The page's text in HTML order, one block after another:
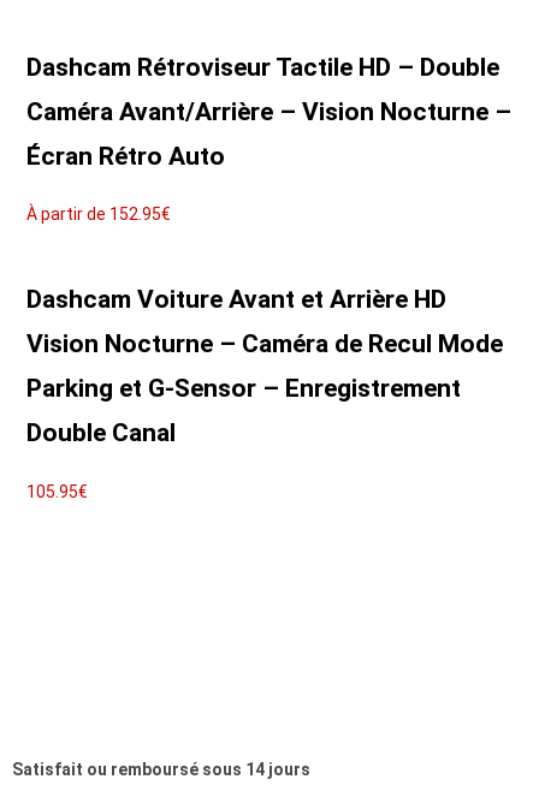
sur 5
Dashcam Rétroviseur Tactile HD – Double
Caméra Avant/Arrière – Vision Nocturne –
Écran Rétro Auto
À partir de 152.95€
sur 5
Dashcam Voiture Avant et Arrière HD
Vision Nocturne – Caméra de Recul Mode
Parking et G-Sensor – Enregistrement
Double Canal
105.95€
Satisfait ou remboursé sous 14 jours